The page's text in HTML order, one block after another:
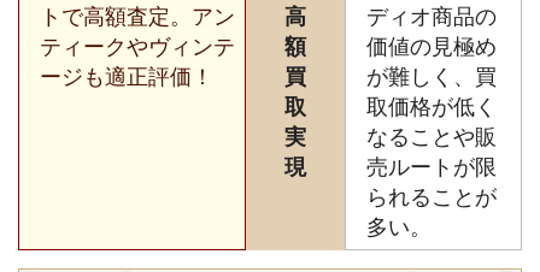
トで高額査定。アン
ティークやヴィンテ
ージも適正評価！
高
額
買
取
実
現
ディオ商品の
価値の見極め
が難しく、買
取価格が低く
なることや販
売ルートが限
られることが
多い。